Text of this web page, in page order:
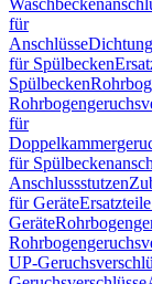
für
Anschlüsse
für Spülbecken
Spülbecken
für
für
Anschlussstutzen
für Geräte
Geräte
UP-